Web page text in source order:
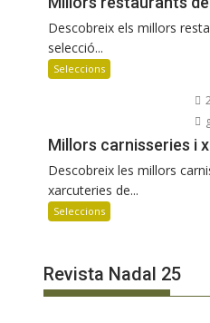
Descobreix els millors
selecció...
Seleccions
Millors carnisseries i
Descobreix les millors
xarcuteries de...
Seleccions
Revista Nadal 25